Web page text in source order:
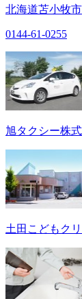
北海道苫小牧市
0144-61-0255
旭タクシー株
土田こどもク